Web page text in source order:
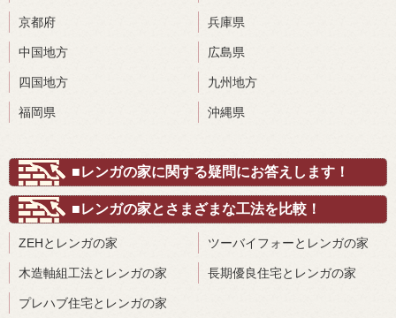
京都府 兵庫県
中国地方 広島県
四国地方 九州地方
福岡県 沖縄県
■レンガの家に関する疑問にお答えします！
■レンガの家とさまざまな工法を比較！
ZEHとレンガの家 ツーバイフォーとレンガの家
木造軸組工法とレンガの家 長期優良住宅とレンガの家
プレハブ住宅とレンガの家